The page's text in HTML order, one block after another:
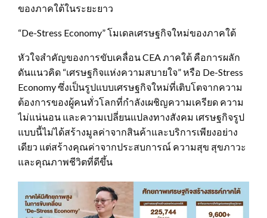
ของภาคใต้ในระยะยาว
“De-Stress Economy” โมเดลเศรษฐกิจใหม่ของภาคใต้
หัวใจสำคัญของการขับเคลื่อน CEA ภาคใต้ คือการผลัก
ดันแนวคิด “เศรษฐกิจแห่งความสบายใจ” หรือ De-Stress
Economy ซึ่งเป็นรูปแบบเศรษฐกิจใหม่ที่เติบโตจากความ
ต้องการของผู้คนทั่วโลกที่กำลังเผชิญความเครียด ความ
ไม่แน่นอน และความเปลี่ยนแปลงทางสังคม เศรษฐกิจรูป
แบบนี้ไม่ได้สร้างมูลค่าจากสินค้าและบริการเพียงอย่าง
เดียว แต่สร้างคุณค่าจากประสบการณ์ ความสุข สุขภาวะ
และคุณภาพชีวิตที่ดีขึ้น